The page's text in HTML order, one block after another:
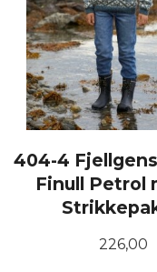
404-4
Finull Petrol
Pris
226,00